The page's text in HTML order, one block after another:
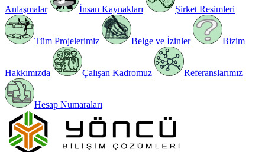
Anlaşmalar İnsan Kaynakları Şirket Resimleri
Tüm Projelerimiz Belge ve İzinler Bizim
Hakkımızda Çalışan Kadromuz Referanslarımız
Hesap Numaraları